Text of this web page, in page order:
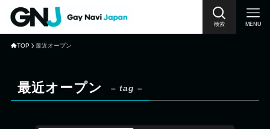
検索 MENU
TOP 最近オープン
最近オープン – tag –